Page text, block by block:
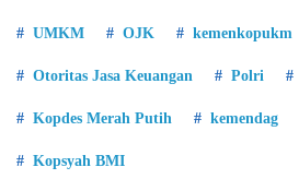
UMKM OJK kemenkopukm
Otoritas Jasa Keuangan Polri
Kopdes Merah Putih kemendag
Kopsyah BMI